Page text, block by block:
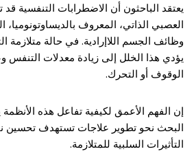
يعتقد الباحثون أن الاضطرابات التنفسية
العصبي الذاتي، المعروف
وظائف الجسم اللاإرادية. في حالة متلازمة
يؤدي هذا الخلل إلى زيادة معدلات التنفس
الوقوف أو التحرك.
إن الفهم الأعمق لكيفية تفاعل هذه
البحث نحو تطوير علاجات تستهدف تحسين
التأثيرات السلبية للمتلازمة.